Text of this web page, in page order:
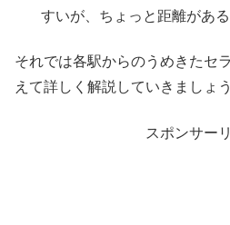
すいが、ちょっと距離がある
それでは各駅からのうめきたセ
えて詳しく解説していきましょう
スポンサー